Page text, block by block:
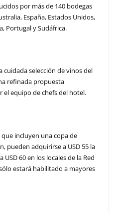
por más de 140 bodegas
España, Estados Unidos,
Portugal y Sudáfrica.
cuidada selección de vinos del
refinada propuesta
el equipo de chefs del hotel.
incluyen una copa de
pueden adquirirse a USD 55 la
USD 60en los locales de la Red
estará habilitado a mayores